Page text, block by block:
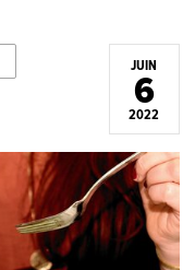
JUIN
6
2022